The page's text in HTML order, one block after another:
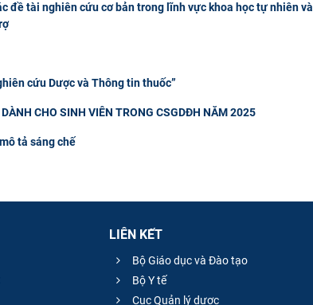
đề tài nghiên cứu cơ bản trong lĩnh vực khoa học tự nhiên và
cứu Dược và Thông tin thuốc”
CHO SINH VIÊN TRONG CSGDĐH NĂM 2025
tả sáng chế
LIÊN KẾT
Bộ Giáo dục và Đào tạo
Bộ Y tế
Cục Quản lý dược